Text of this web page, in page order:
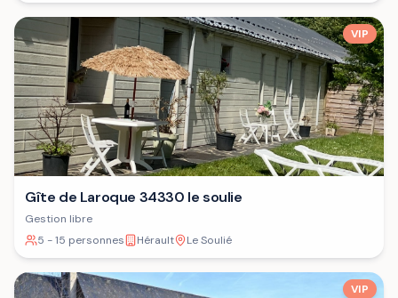
VIP
Gîte de Laroque 34330 le soulie
Gestion libre
5 - 15 personnes
Hérault Le Soulié
VIP